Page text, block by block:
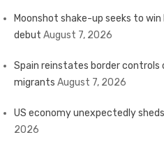
Moonshot shake-up seeks to
debut August 7, 2026
Spain reinstates border controls
migrants August 7, 2026
US economy unexpectedly
2026